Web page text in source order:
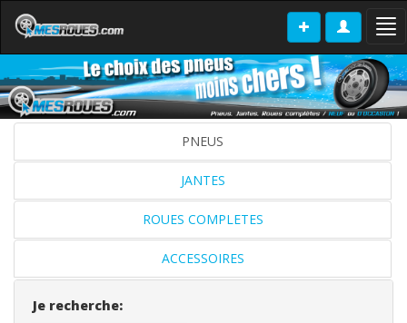
PNEUS
JANTES
ROUES COMPLETES
ACCESSOIRES
Je recherche: